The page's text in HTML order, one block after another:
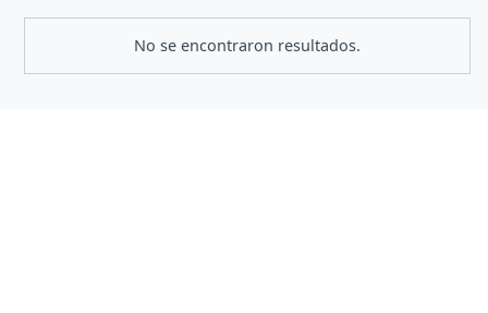
No se encontraron resultados.